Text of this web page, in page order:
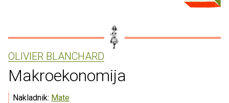
OLIVIER BLANCHARD
Makroekonomija
Nakladnik: Mate